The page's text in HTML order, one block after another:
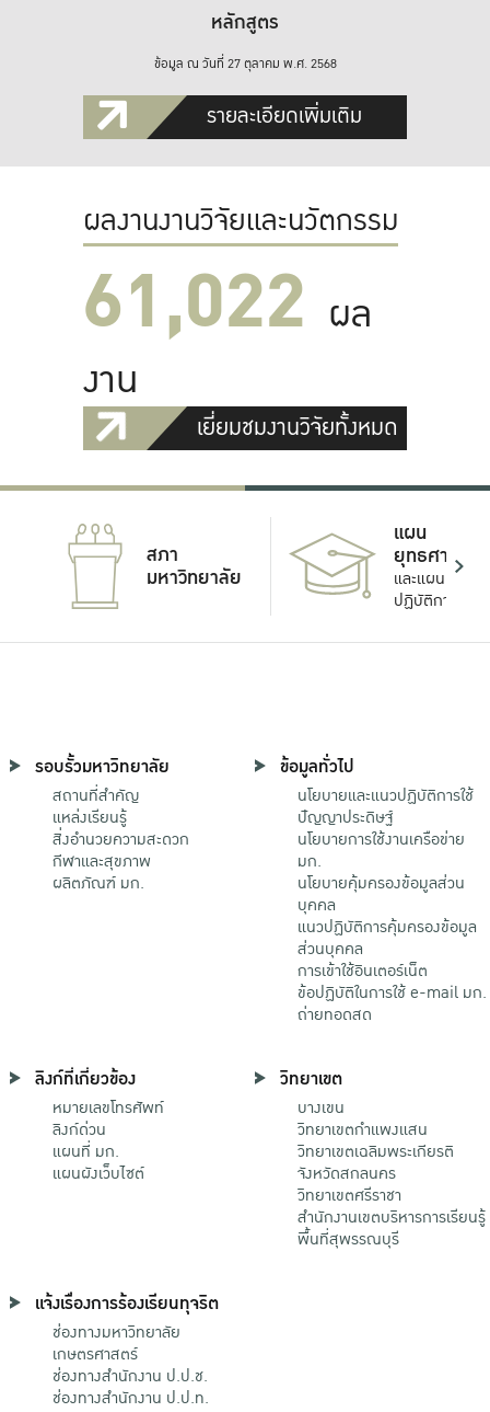
หลักสูตร
ข้อมูล ณ วันที่ 27 ตุลาคม พ.ศ. 2568
รายละเอียดเพิ่มเติม
ผลงานงานวิจัยและนวัตกรรม
61,022 ผล
งาน
เยี่ยมชมงานวิจัยทั้งหมด
สภา
มหาวิทยาลัย
แผน
ยุทธศาสตร์
และแผน
ปฏิบัติการ
รอบรั้วมหาวิทยาลัย
สถานที่สำคัญ
แหล่งเรียนรู้
สิ่งอำนวยความสะดวก
กีฬาและสุขภาพ
ผลิตภัณฑ์ มก.
ข้อมูลทั่วไป
นโยบายและแนวปฏิบัติการใช้
ปัญญาประดิษฐ์
นโยบายการใช้งานเครือข่าย
มก.
นโยบายคุ้มครองข้อมูลส่วน
บุคคล
แนวปฏิบัติการคุ้มครองข้อมูล
ส่วนบุคคล
การเข้าใช้อินเตอร์เน็ต
ข้อปฏิบัติในการใช้ e-mail มก.
ถ่ายทอดสด
ลิงก์ที่เกี่ยวข้อง
หมายเลขโทรศัพท์
ลิงก์ด่วน
แผนที่ มก.
แผนผังเว็บไซต์
วิทยาเขต
บางเขน
วิทยาเขตกําแพงแสน
วิทยาเขตเฉลิมพระเกียรติ
จังหวัดสกลนคร
วิทยาเขตศรีราชา
สำนักงานเขตบริหารการเรียนรู้
พื้นที่สุพรรณบุรี
แจ้งเรื่องการร้องเรียนทุจริต
ช่องทางมหาวิทยาลัย
เกษตรศาสตร์
ช่องทางสำนักงาน ป.ป.ช.
ช่องทางสำนักงาน ป.ป.ท.